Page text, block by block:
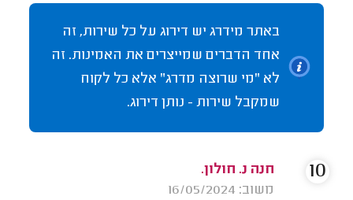
באתר מידרג יש דירוג על כל שירות, זה
אחד הדברים שמייצרים את האמינות. זה
לא "מי שרוצה מדרג" אלא כל לקוח
שמקבל שירות - נותן דירוג.
חנה נ. חולון.
משוב: 16/05/2024
10